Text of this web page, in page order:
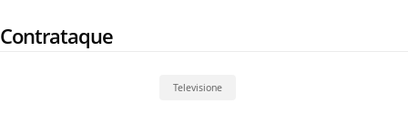
to
Contrataque
Televisione